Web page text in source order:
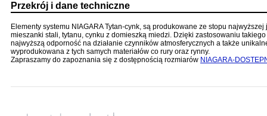
Przekrój i dane techniczne
Elementy systemu NIAGARA Tytan-cynk, są produkowane ze stopu
mieszanki stali, tytanu, cynku z domieszką miedzi. Dzięki zastosowaniu
najwyższą odporność na działanie czynników atmosferycznych a także
wyprodukowana z tych samych materiałów co rury oraz rynny.
Zapraszamy do zapoznania się z dostępnością rozmiarów NIAGARA-